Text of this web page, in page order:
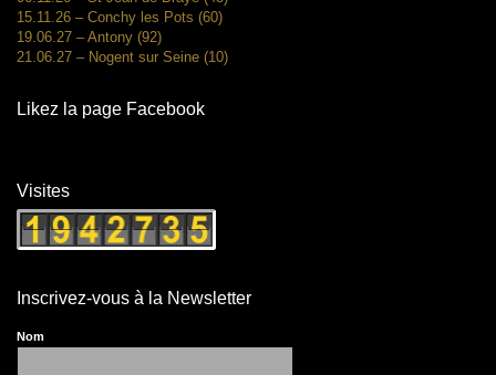
15.11.26 – Conchy les Pots (60)
19.06.27 – Antony (92)
21.06.27 – Nogent sur Seine (10)
Likez la page Facebook
Visites
Inscrivez-vous à la Newsletter
Nom